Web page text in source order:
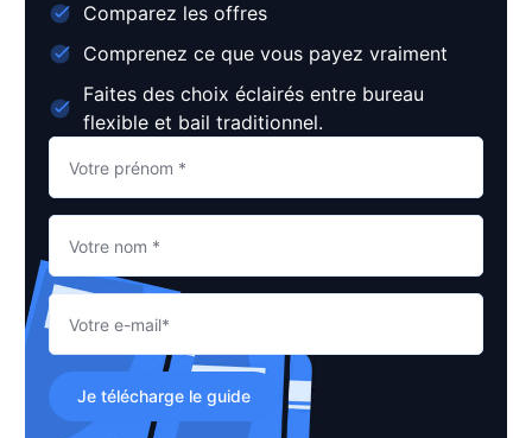
Comparez les offres
Comprenez ce que vous payez vraiment
Faites des choix éclairés entre bureau
flexible et bail traditionnel.
Je télécharge le guide